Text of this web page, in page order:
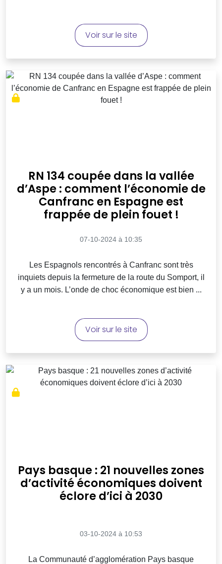
Voir sur le site
RN 134 coupée dans la vallée
d’Aspe : comment l’économie de
Canfranc en Espagne est
frappée de plein fouet !
07-10-2024 à 10:35
Les Espagnols rencontrés à Canfranc sont très
inquiets depuis la fermeture de la route du Somport, il
y a un mois. L’onde de choc économique est bien ...
Voir sur le site
Pays basque : 21 nouvelles zones
d’activité économiques doivent
éclore d’ici à 2030
03-10-2024 à 10:53
La Communauté d’agglomération Pays basque